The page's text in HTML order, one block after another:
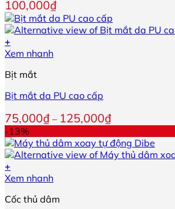
sản
phẩm
100,000₫
+
Sản
này
nhiều
biến
thể.
Các
tùy
chọn
có
thể
được
chọn
Xem nhanh
Bịt mắt
Bịt mắt da PU cao cấp
75,000₫ – 125,000₫Khoảng
giá:
từ
75,000₫
đến
-13%
+
Sản
này
Xem nhanh
Cốc thủ dâm